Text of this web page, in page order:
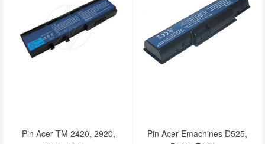
Pin Acer TM 2420, 2920,
Pin Acer Emachines D525,